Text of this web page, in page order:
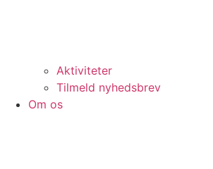
Aktiviteter
Tilmeld nyhedsbrev
Om os